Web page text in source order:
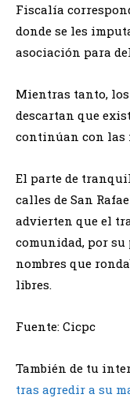
Fiscalía
donde se les
asociación para
Mientras tanto,
descartan que
continúan con las
El parte de
calles de San
advierten que el
comunidad, por
nombres que
libres.
Fuente: Cicpc
También de tu
tras agredir a su